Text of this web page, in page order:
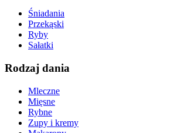
Śniadania
Przekąski
Ryby
Sałatki
Rodzaj dania
Mleczne
Mięsne
Rybne
Zupy i kremy